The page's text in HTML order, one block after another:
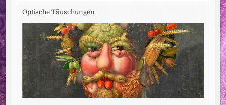
Optische Täuschungen